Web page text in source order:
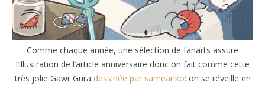
Comme chaque année, une sélection de fanarts assure
l’illustration de l’article anniversaire donc on fait comme cette
très jolie Gawr Gura dessinée par sameanko: on se réveille en